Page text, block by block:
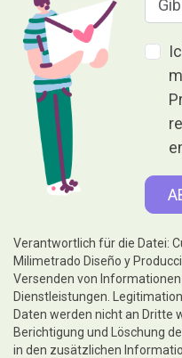
Verantwortlich für die Datei:
Milimetrado Diseño y
Versenden von
Dienstleistungen.
Daten werden nicht an Dritte
Berichtigung und Löschung
in den zusätzlichen